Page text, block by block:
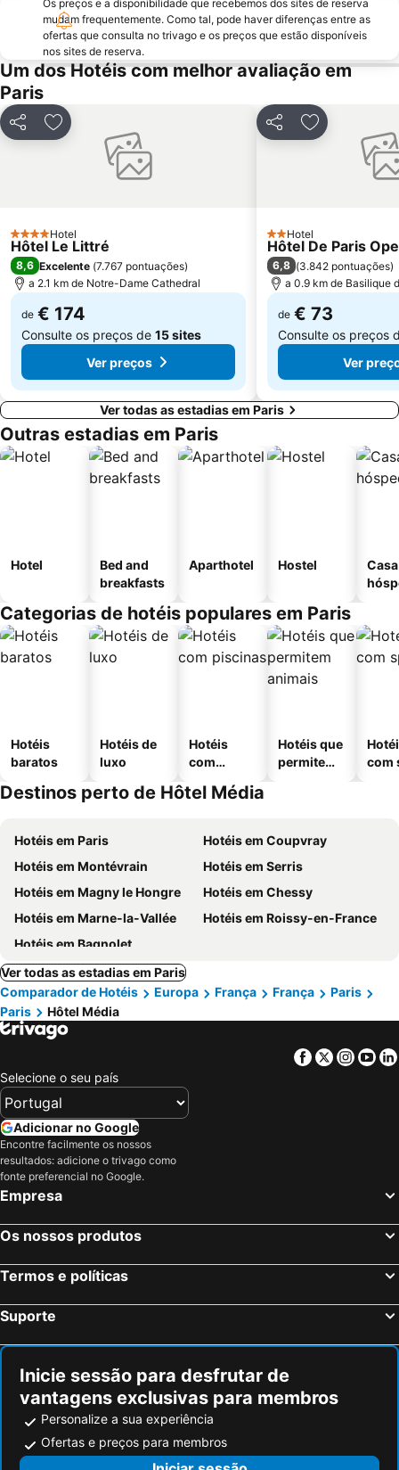
4th district Hôtel-de-Ville
Colina de Montmartre
18th district la Butte-Montmartre
11th district Popincourt
Notre-Dame Cathedral
Centre commercial International Val d'Europe
2nd district la Bourse
Palais Garnier Opera National de Paris
La Défense
Les Halles
Nation Metro Station
Galerias Lafayette Paris Haussmann
Gare de Lyon Metro Station
Montparnasse Train station
12th district Reuilly
Parc des Princes
Moulin Rouge
Gare de Neuilly - Porte Maillot Metro Station
Os preços e a disponibilidade que recebemos dos sites de reserva
mudam frequentemente. Como tal, pode haver diferenças entre as
ofertas que consulta no trivago e os preços que estão disponíveis
nos sites de reserva.
Um dos Hotéis com melhor avaliação em
Paris
PartilharAdicionar aos favoritos
4 Estrelas
Hotel
Hôtel Le Littré
8,6 Excelente (7.767 pontuações)
a 2.1 km de Notre-Dame Cathedral
de € 174
Consulte os preços de 15 sites
Ver preços
PartilharAdicionar
2 Estrelas
Hotel
Hôtel De Paris
6,8 (3.842 pontuações)
a 0.9 km de Basilique
de € 73
Consulte os preços
Ver
Ver todas as estadias em Paris
Outras estadias em Paris
Hotel
Bed and
breakfasts
Aparthotel Hostel
Categorias de hotéis populares em Paris
Hotéis
baratos
Hotéis de
luxo
Hotéis
com
Hotéis que
permitem
com
Destinos perto de Hôtel Média
Hotéis em Paris
Hotéis em Coupvray
Hotéis em Montévrain
Hotéis em Serris
Hotéis em Magny le Hongre
Hotéis em Chessy
Hotéis em Marne-la-Vallée
Hotéis em Roissy-en-France
Hotéis em Bagnolet
Ver todas as estadias em Paris
Comparador de Hotéis
Europa França França
Paris
Paris
Hôtel Média
Facebook
Twitter
Selecione o seu país
Adicionar no Google
Encontre facilmente os nossos
resultados: adicione o trivago como
fonte preferencial no Google.
Empresa
Os nossos produtos
Termos e políticas
Suporte
Inicie sessão para desfrutar de
vantagens exclusivas para membros
Personalize a sua experiência
Ofertas e preços para membros